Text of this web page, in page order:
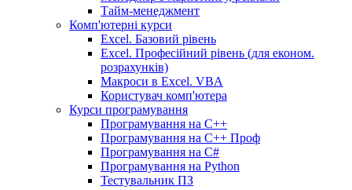
Тайм-менеджмент
Комп'ютерні курси
Excel. Базовий рівень
Excel. Професійний рівень (для економ.
розрахунків)
Макроси в Excel. VBA
Користувач комп'ютера
Курси програмування
Програмування на С++
Програмування на С++ Проф
Програмування на C#
Програмування на Python
Тестувальник ПЗ